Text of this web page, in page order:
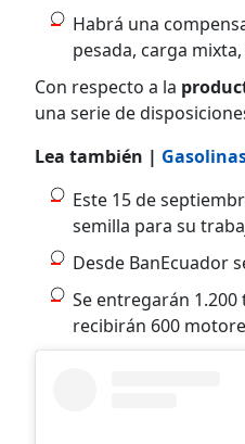
Habrá una
pesada, carga
Con respecto a la
una serie de
Lea también |
Este 15 de
semilla para su
Desde BanEcuador
Se entregarán
recibirán 600